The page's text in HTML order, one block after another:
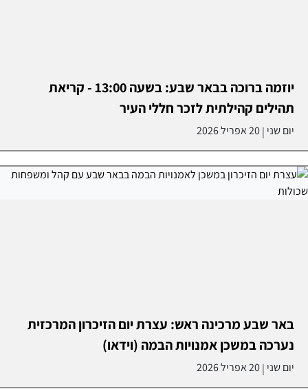
יוזמה ברוכה בבאר שבע: בשעה 13:00 - קריאת
תהילים קהילתית לזכר חללי העיר
יום שני |20 אפריל 2026
באר שבע מרכינה ראש: עצרת יום הזיכרון המרכזית
נערכה במשכן אמנויות הבמה (וידאו)
יום שני |20 אפריל 2026